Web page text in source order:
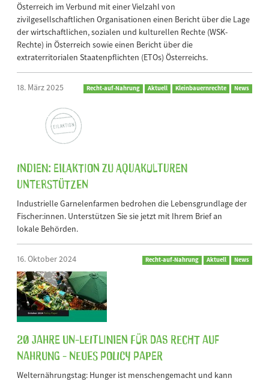
Österreich im Verbund mit einer Vielzahl von
zivilgesellschaftlichen Organisationen einen Bericht über die Lage
der wirtschaftlichen, sozialen und kulturellen Rechte (WSK-
Rechte) in Österreich sowie einen Bericht über die
extraterritorialen Staatenpflichten (ETOs) Österreichs.
18. März 2025 Recht-auf-Nahrung Aktuell Kleinbauernrechte News
Indien: Eilaktion zu Aquakulturen
unterstützen
Industrielle Garnelenfarmen bedrohen die Lebensgrundlage der
Fischer:innen. Unterstützen Sie sie jetzt mit Ihrem Brief an
lokale Behörden.
16. Oktober 2024 Recht-auf-Nahrung Aktuell News
20 Jahre UN-Leitlinien für das Recht auf
Nahrung - Neues Policy Paper
Welternährungstag: Hunger ist menschengemacht und kann